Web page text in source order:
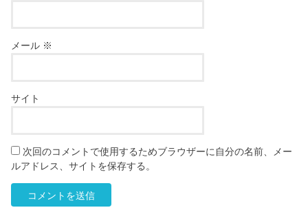
メール ※
サイト
次回のコメントで使用するためブラウザーに自分の名前、メー
ルアドレス、サイトを保存する。